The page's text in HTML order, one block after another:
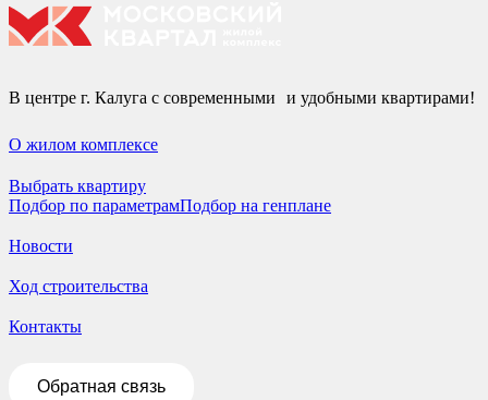
В центре г. Калуга с современными и удобными квартирами!
О жилом комплексе
Выбрать квартиру
Подбор по параметрамПодбор на генплане
Новости
Ход строительства
Контакты
Обратная связь